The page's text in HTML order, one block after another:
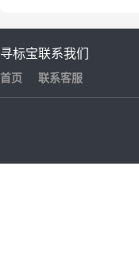
寻标宝
首页
联系我们
联系客服